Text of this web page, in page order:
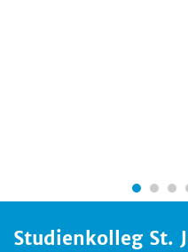
Studienkolleg St.